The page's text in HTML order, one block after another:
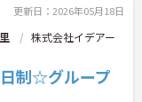
更新日：2026年05月18日
株式会社イデアー
日制☆グループ